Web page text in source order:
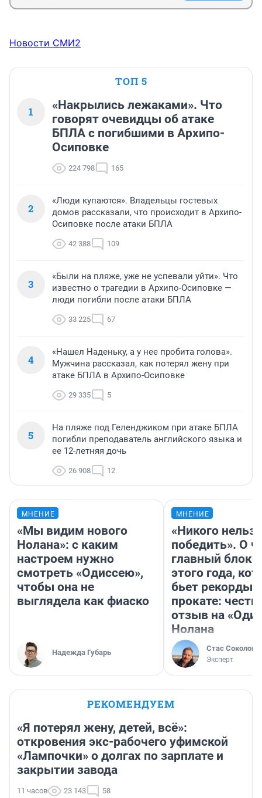
Новости СМИ2
ТОП 5
1
«Накрылись лежаками». Что
говорят очевидцы об атаке
БПЛА с погибшими в Архипо-
Осиповке
224 798 165
2
«Люди купаются». Владельцы гостевых
домов рассказали, что происходит в Архипо-
Осиповке после атаки БПЛА
42 388 109
3
«Были на пляже, уже не успевали уйти». Что
известно о трагедии в Архипо-Осиповке —
люди погибли после атаки БПЛА
33 225 67
4
«Нашел Наденьку, а у нее пробита голова».
Мужчина рассказал, как потерял жену при
атаке БПЛА в Архипо-Осиповке
29 335 5
5
На пляже под Геленджиком при атаке БПЛА
погибли преподаватель английского языка и
ее 12-летняя дочь
26 908 12
МНЕНИЕ
«Мы видим нового
Нолана»: с каким
настроем нужно
смотреть «Одиссею»,
чтобы она не
выглядела как фиаско
Надежда Губарь
МНЕНИЕ
«Никого нельзя
победить». О
главный
этого года,
бьет рекорды в
прокате:
отзыв на
Нолана
Стас Соколов
Эксперт
РЕКОМЕНДУЕМ
«Я потерял жену, детей, всё»:
откровения экс-рабочего уфимской
«Лампочки» о долгах по зарплате и
закрытии завода
11 часов 23 143 58